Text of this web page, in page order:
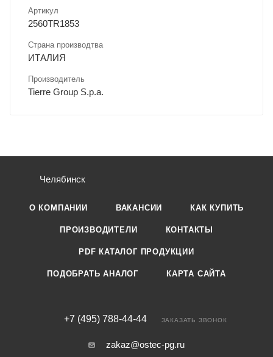
Артикул
2560TR1853
Страна производтва
ИТАЛИЯ
Производитель
Tierre Group S.p.a.
Челябинск
О КОМПАНИИ ВАКАНСИИ КАК КУПИТЬ
ПРОИЗВОДИТЕЛИ КОНТАКТЫ
PDF КАТАЛОГ ПРОДУКЦИИ
ПОДОБРАТЬ АНАЛОГ КАРТА САЙТА
+7 (495) 788-44-44 ЗАКАЗАТЬ ЗВОНОК
zakaz@ostec-pg.ru